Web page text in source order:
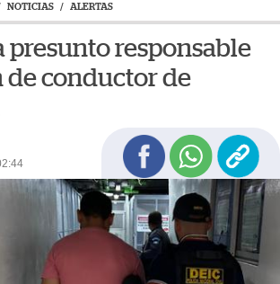
NOTICIAS / ALERTAS
presunto responsable
de conductor de